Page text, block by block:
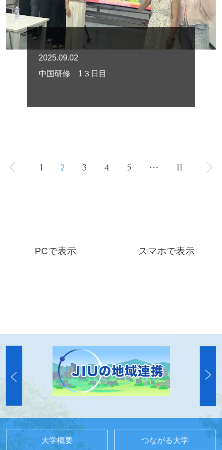
2025.09.02
中国研修 1３日目
1 2 3 4 5 ⋯ 11
PCで表示 スマホで表示
大学概要 つながる大学